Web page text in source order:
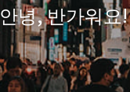
안녕, 반가워요!